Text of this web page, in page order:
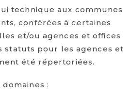
technique aux communes
conférées à certaines
et/ou agences et offices
statuts pour les agences et
été répertoriées.
: